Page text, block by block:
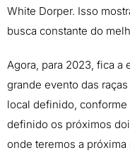
White Dorper. Isso
busca constante do
Agora, para 2023, fica a
grande evento das
local definido, conforme
definido os próximos
onde teremos a